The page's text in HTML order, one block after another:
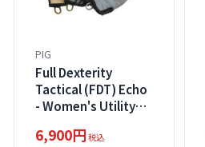
PIG
Full Dexterity
Tactical (FDT) Echo
- Women's Utility
6,900円税込